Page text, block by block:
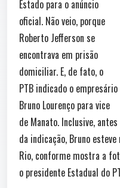
Estado para o anúncio
oficial. Não veio, porque
Roberto Jefferson se
encontrava em prisão
domiciliar. E, de fato, o
PTB indicado o empresário
Bruno Lourenço para vice
de Manato. Inclusive, antes
da indicação, Bruno
Rio, conforme mostra a
o presidente Estadual do